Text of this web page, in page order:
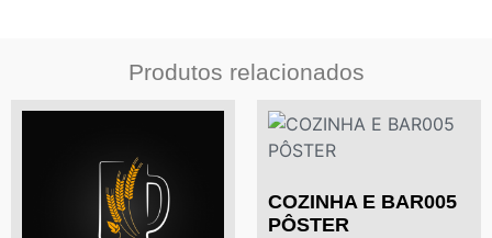
Produtos relacionados
COZINHA E BAR005
PÔSTER